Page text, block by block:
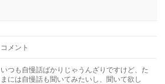
コメント
いつも自慢話ばかりじゃうんざりですけど、た
まには自慢話も聞いてみたいし、聞いて欲し